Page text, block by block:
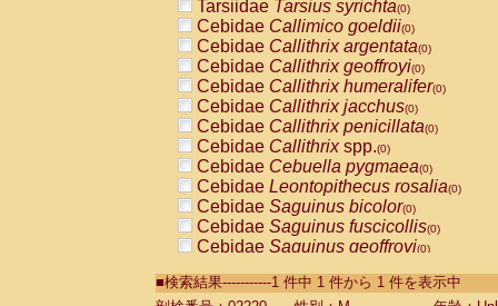
Tarsiidae Tarsius syrichta(0)
Cebidae Callimico goeldii(0)
Cebidae Callithrix argentata(0)
Cebidae Callithrix geoffroyi(0)
Cebidae Callithrix humeralifer(0)
Cebidae Callithrix jacchus(0)
Cebidae Callithrix penicillata(0)
Cebidae Callithrixspp.(0)
Cebidae Cebuella pygmaea(0)
Cebidae Leontopithecus rosalia(0)
Cebidae Saguinus bicolor(0)
Cebidae Saguinus fuscicollis(0)
Cebidae Saguinus geoffroyi(0)
CebidaeSaguinus labiatus(0)
■検索結果-----------1 件中 1 件から 1 件を表示中